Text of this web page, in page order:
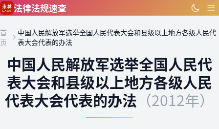
跳到主要内容
法律法规速查
首
页
中国人民解放军选举全国人民代表大会和县级以上地方各级人民代
表大会代表的办法
中国人民解放军选举全国人民代
表大会和县级以上地方各级人民
代表大会代表的办法 （2012年）